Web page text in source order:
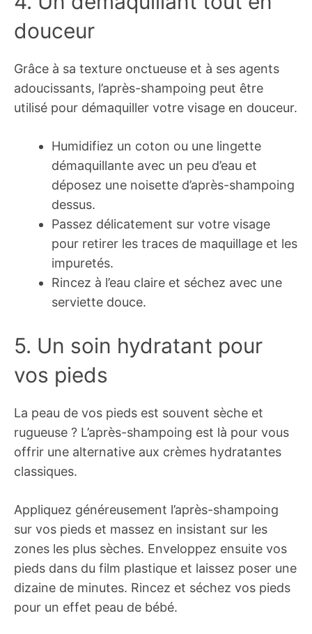
douceur
Grâce à sa texture onctueuse et à ses agents
adoucissants, l’après-shampoing peut être
utilisé pour démaquiller votre visage en douceur.
Humidifiez un coton ou une lingette
démaquillante avec un peu d’eau et
déposez une noisette d’après-shampoing
dessus.
Passez délicatement sur votre visage
pour retirer les traces de maquillage et les
impuretés.
Rincez à l’eau claire et séchez avec une
serviette douce.
5. Un soin hydratant pour
vos pieds
La peau de vos pieds est souvent sèche et
rugueuse ? L’après-shampoing est là pour vous
offrir une alternative aux crèmes hydratantes
classiques.
Appliquez généreusement l’après-shampoing
sur vos pieds et massez en insistant sur les
zones les plus sèches. Enveloppez ensuite vos
pieds dans du film plastique et laissez poser une
dizaine de minutes. Rincez et séchez vos pieds
pour un effet peau de bébé.